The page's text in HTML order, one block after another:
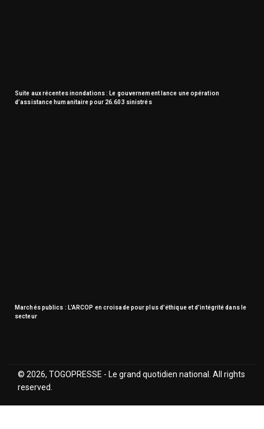
Suite aux récentes inondations : Le gouvernement lance une opération
d’assistance humanitaire pour 26.603 sinistrés
Marchés publics : L’ARCOP en croisade pour plus d’éthique et d’intégrité dans le
secteur
© 2026, TOGOPRESSE - Le grand quotidien national. All rights
reserved.